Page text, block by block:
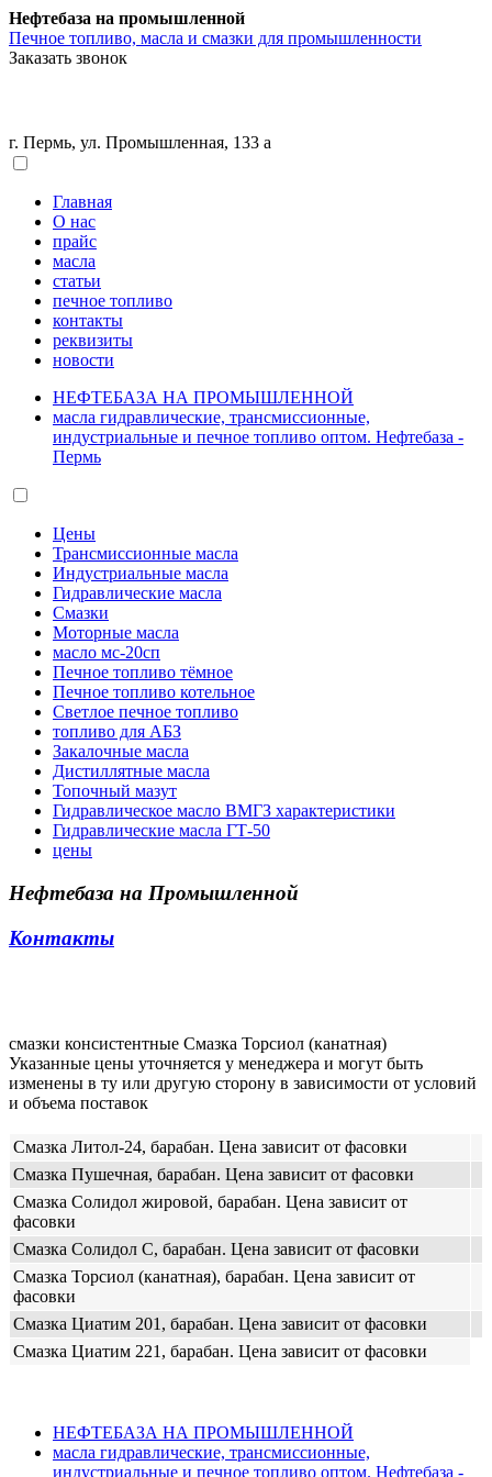
Нефтебаза на промышленной
Печное топливо, масла и смазки для промышленности
Заказать звонок
г. Пермь, ул. Промышленная, 133 а
Главная
О нас
прайс
масла
статьи
печное топливо
контакты
реквизиты
новости
НЕФТЕБАЗА НА ПРОМЫШЛЕННОЙ
масла гидравлические, трансмиссионные,
индустриальные и печное топливо оптом. Нефтебаза -
Пермь
Цены
Трансмиссионные масла
Индустриальные масла
Гидравлические масла
Смазки
Моторные масла
масло мс-20сп
Печное топливо тёмное
Печное топливо котельное
Светлое печное топливо
топливо для АБЗ
Закалочные масла
Дистиллятные масла
Топочный мазут
Гидравлическое масло ВМГЗ характеристики
Гидравлические масла ГТ-50
цены
Нефтебаза на Промышленной
Контакты
смазки консистентные Смазка Торсиол (канатная)
Указанные цены уточняется у менеджера и могут быть
изменены в ту или другую сторону в зависимости от условий
и объема поставок
Смазка Литол-24, барабан. Цена зависит от фасовки
Смазка Пушечная, барабан. Цена зависит от фасовки
Смазка Солидол жировой, барабан. Цена зависит от
фасовки
Смазка Солидол С, барабан. Цена зависит от фасовки
Смазка Торсиол (канатная), барабан. Цена зависит от
фасовки
Смазка Циатим 201, барабан. Цена зависит от фасовки
Смазка Циатим 221, барабан. Цена зависит от фасовки
НЕФТЕБАЗА НА ПРОМЫШЛЕННОЙ
масла гидравлические, трансмиссионные,
индустриальные и печное топливо оптом. Нефтебаза -